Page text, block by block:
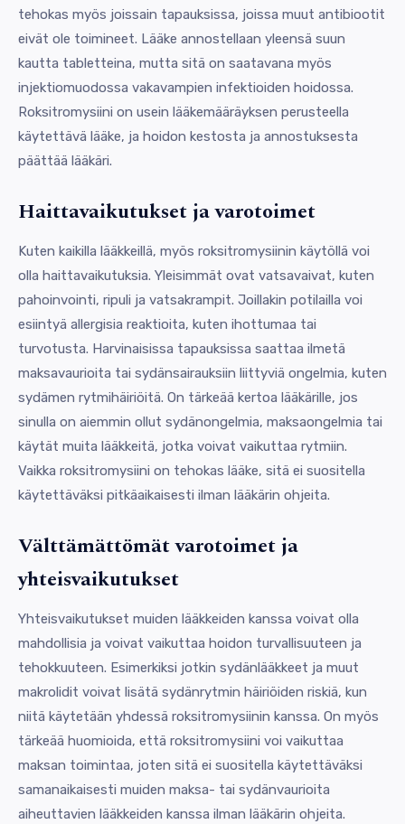
tehokas myös joissain tapauksissa, joissa muut antibiootit
eivät ole toimineet. Lääke annostellaan yleensä suun
kautta tabletteina, mutta sitä on saatavana myös
injektiomuodossa vakavampien infektioiden hoidossa.
Roksitromysiini on usein lääkemääräyksen perusteella
käytettävä lääke, ja hoidon kestosta ja annostuksesta
päättää lääkäri.
Haittavaikutukset ja varotoimet
Kuten kaikilla lääkkeillä, myös roksitromysiinin käytöllä voi
olla haittavaikutuksia. Yleisimmät ovat vatsavaivat, kuten
pahoinvointi, ripuli ja vatsakrampit. Joillakin potilailla voi
esiintyä allergisia reaktioita, kuten ihottumaa tai
turvotusta. Harvinaisissa tapauksissa saattaa ilmetä
maksavaurioita tai sydänsairauksiin liittyviä ongelmia, kuten
sydämen rytmihäiriöitä. On tärkeää kertoa lääkärille, jos
sinulla on aiemmin ollut sydänongelmia, maksaongelmia tai
käytät muita lääkkeitä, jotka voivat vaikuttaa rytmiin.
Vaikka roksitromysiini on tehokas lääke, sitä ei suositella
käytettäväksi pitkäaikaisesti ilman lääkärin ohjeita.
Välttämättömät varotoimet ja
yhteisvaikutukset
Yhteisvaikutukset muiden lääkkeiden kanssa voivat olla
mahdollisia ja voivat vaikuttaa hoidon turvallisuuteen ja
tehokkuuteen. Esimerkiksi jotkin sydänlääkkeet ja muut
makrolidit voivat lisätä sydänrytmin häiriöiden riskiä, kun
niitä käytetään yhdessä roksitromysiinin kanssa. On myös
tärkeää huomioida, että roksitromysiini voi vaikuttaa
maksan toimintaa, joten sitä ei suositella käytettäväksi
samanaikaisesti muiden maksa- tai sydänvaurioita
aiheuttavien lääkkeiden kanssa ilman lääkärin ohjeita.